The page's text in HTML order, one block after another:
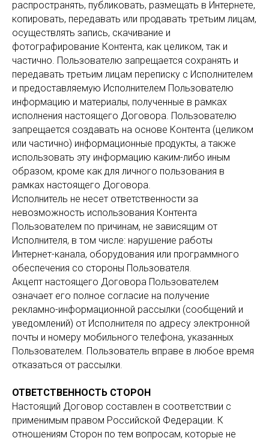
распространять, публиковать, размещать в Интернете,
копировать, передавать или продавать третьим лицам,
осуществлять запись, скачивание и
фотографирование Контента, как целиком, так и
частично. Пользователю запрещается сохранять и
передавать третьим лицам переписку с Исполнителем
и предоставляемую Исполнителем Пользователю
информацию и материалы, полученные в рамках
исполнения настоящего Договора. Пользователю
запрещается создавать на основе Контента (целиком
или частично) информационные продукты, а также
использовать эту информацию каким-либо иным
образом, кроме как для личного пользования в
рамках настоящего Договора.
Исполнитель не несет ответственности за
невозможность использования Контента
Пользователем по причинам, не зависящим от
Исполнителя, в том числе: нарушение работы
Интернет-канала, оборудования или программного
обеспечения со стороны Пользователя.
Акцепт настоящего Договора Пользователем
означает его полное согласие на получение
рекламно-информационной рассылки (сообщений и
уведомлений) от Исполнителя по адресу электронной
почты и номеру мобильного телефона, указанных
Пользователем. Пользователь вправе в любое время
отказаться от рассылки.
ОТВЕТСТВЕННОСТЬ СТОРОН
Настоящий Договор составлен в соответствии с
применимым правом Российской Федерации. К
отношениям Сторон по тем вопросам, которые не